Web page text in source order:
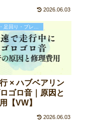
2026.06.03
× ハブベアリン
ゴロ音｜原因と
【VW】
2026.06.03